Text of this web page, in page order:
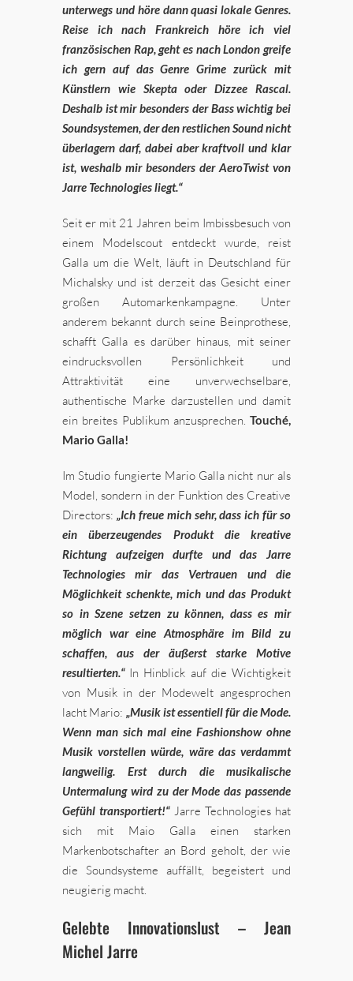
unterwegs und höre dann quasi lokale Genres.
Reise ich nach Frankreich höre ich viel
französischen Rap, geht es nach London greife
ich gern auf das Genre Grime zurück mit
Künstlern wie Skepta oder Dizzee Rascal.
Deshalb ist mir besonders der Bass wichtig bei
Soundsystemen, der den restlichen Sound nicht
überlagern darf, dabei aber kraftvoll und klar
ist, weshalb mir besonders der AeroTwist von
Jarre Technologies liegt.“
Seit er mit 21 Jahren beim Imbissbesuch von
einem Modelscout entdeckt wurde, reist
Galla um die Welt, läuft in Deutschland für
Michalsky und ist derzeit das Gesicht einer
großen Automarkenkampagne. Unter
anderem bekannt durch seine Beinprothese,
schafft Galla es darüber hinaus, mit seiner
eindrucksvollen Persönlichkeit und
Attraktivität eine unverwechselbare,
authentische Marke darzustellen und damit
ein breites Publikum anzusprechen. Touché,
Mario Galla!
Im Studio fungierte Mario Galla nicht nur als
Model, sondern in der Funktion des Creative
Directors: „Ich freue mich sehr, dass ich für so
ein überzeugendes Produkt die kreative
Richtung aufzeigen durfte und das Jarre
Technologies mir das Vertrauen und die
Möglichkeit schenkte, mich und das Produkt
so in Szene setzen zu können, dass es mir
möglich war eine Atmosphäre im Bild zu
schaffen, aus der äußerst starke Motive
resultierten.“In Hinblick auf die Wichtigkeit
von Musik in der Modewelt angesprochen
lacht Mario: „Musik ist essentiell für die Mode.
Wenn man sich mal eine Fashionshow ohne
Musik vorstellen würde, wäre das verdammt
langweilig. Erst durch die musikalische
Untermalung wird zu der Mode das passende
Gefühl transportiert!“ Jarre Technologies hat
sich mit Maio Galla einen starken
Markenbotschafter an Bord geholt, der wie
die Soundsysteme auffällt, begeistert und
neugierig macht.
Gelebte Innovationslust – Jean
Michel Jarre